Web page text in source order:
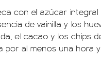
con el azúcar
de vainilla y los
el cacao y los chips
por al menos una hora